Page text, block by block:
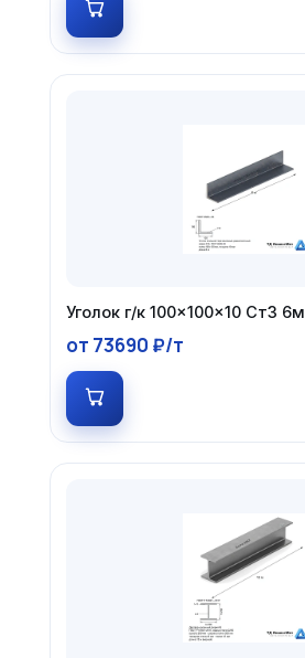
Уголок г/к 100×100×10 Ст3 6м
от 73690 ₽/т